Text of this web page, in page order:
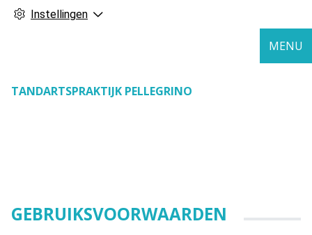
Instellingen
TANDARTSPRAKTIJK PELLEGRINO
MENU
GEBRUIKSVOORWAARDEN